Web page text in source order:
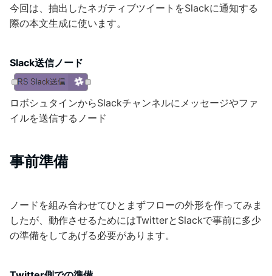
今回は、抽出したネガティブツイートをSlackに通知する
際の本文生成に使います。
Slack送信ノード
ロボシュタインからSlackチャンネルにメッセージやファ
イルを送信するノード
事前準備
ノードを組み合わせてひとまずフローの外形を作ってみま
したが、動作させるためにはTwitterとSlackで事前に多少
の準備をしてあげる必要があります。